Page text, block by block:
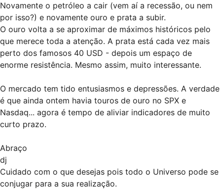
Novamente o petróleo a cair (vem aí a recessão, ou nem
por isso?) e novamente ouro e prata a subir.
O ouro volta a se aproximar de máximos históricos pelo
que merece toda a atenção. A prata está cada vez mais
perto dos famosos 40 USD - depois um espaço de
enorme resistência. Mesmo assim, muito interessante.
O mercado tem tido entusiasmos e depressões. A verdade
é que ainda ontem havia touros de ouro no SPX e
Nasdaq... agora é tempo de aliviar indicadores de muito
curto prazo.
Abraço
dj
Cuidado com o que desejas pois todo o Universo pode se
conjugar para a sua realização.